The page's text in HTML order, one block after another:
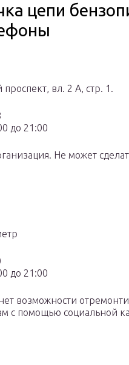
цепи
вл. 2 А, стр. 1.
до 21:00
Не может
до 21:00
возможности
с помощью социальной